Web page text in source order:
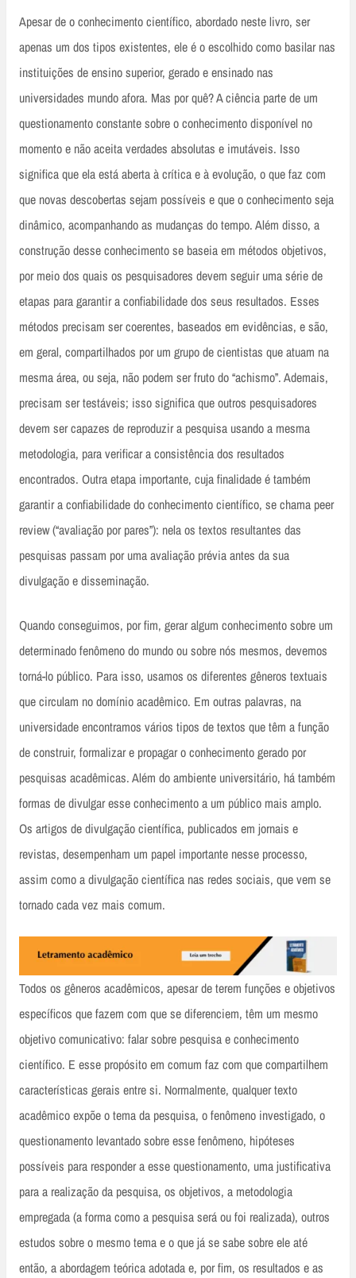
Apesar de o conhecimento científico, abordado neste livro, ser
apenas um dos tipos existentes, ele é o escolhido como basilar nas
instituições de ensino superior, gerado e ensinado nas
universidades mundo afora. Mas por quê? A ciência parte de um
questionamento constante sobre o conhecimento disponível no
momento e não aceita verdades absolutas e imutáveis. Isso
significa que ela está aberta à crítica e à evolução, o que faz com
que novas descobertas sejam possíveis e que o conhecimento seja
dinâmico, acompanhando as mudanças do tempo. Além disso, a
construção desse conhecimento se baseia em métodos objetivos,
por meio dos quais os pesquisadores devem seguir uma série de
etapas para garantir a confiabilidade dos seus resultados. Esses
métodos precisam ser coerentes, baseados em evidências, e são,
em geral, compartilhados por um grupo de cientistas que atuam na
mesma área, ou seja, não podem ser fruto do “achismo”. Ademais,
precisam ser testáveis; isso significa que outros pesquisadores
devem ser capazes de reproduzir a pesquisa usando a mesma
metodologia, para verificar a consistência dos resultados
encontrados. Outra etapa importante, cuja finalidade é também
garantir a confiabilidade do conhecimento científico, se chama peer
review (“avaliação por pares”): nela os textos resultantes das
pesquisas passam por uma avaliação prévia antes da sua
divulgação e disseminação.
Quando conseguimos, por fim, gerar algum conhecimento sobre um
determinado fenômeno do mundo ou sobre nós mesmos, devemos
torná-lo público. Para isso, usamos os diferentes gêneros textuais
que circulam no domínio acadêmico. Em outras palavras, na
universidade encontramos vários tipos de textos que têm a função
de construir, formalizar e propagar o conhecimento gerado por
pesquisas acadêmicas. Além do ambiente universitário, há também
formas de divulgar esse conhecimento a um público mais amplo.
Os artigos de divulgação científica, publicados em jornais e
revistas, desempenham um papel importante nesse processo,
assim como a divulgação científica nas redes sociais, que vem se
tornado cada vez mais comum.
Todos os gêneros acadêmicos, apesar de terem funções e objetivos
específicos que fazem com que se diferenciem, têm um mesmo
objetivo comunicativo: falar sobre pesquisa e conhecimento
científico. E esse propósito em comum faz com que compartilhem
características gerais entre si. Normalmente, qualquer texto
acadêmico expõe o tema da pesquisa, o fenômeno investigado, o
questionamento levantado sobre esse fenômeno, hipóteses
possíveis para responder a esse questionamento, uma justificativa
para a realização da pesquisa, os objetivos, a metodologia
empregada (a forma como a pesquisa será ou foi realizada), outros
estudos sobre o mesmo tema e o que já se sabe sobre ele até
então, a abordagem teórica adotada e, por fim, os resultados e as